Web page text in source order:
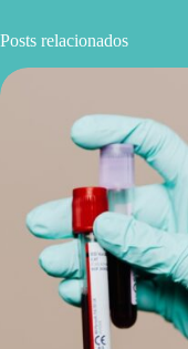
Posts relacionados